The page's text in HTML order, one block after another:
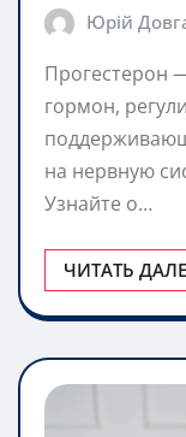
Юрій
Прогестерон
гормон,
на нервную
Узнайте о…
ЧИТАТЬ